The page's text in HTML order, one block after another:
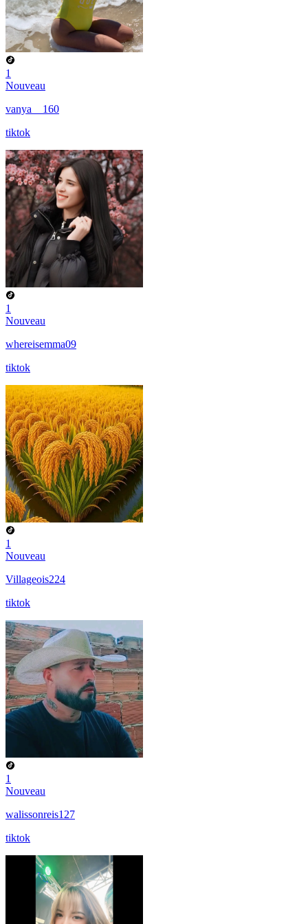
1
Nouveau
vanya__160
tiktok
1
Nouveau
whereisemma09
tiktok
1
Nouveau
Villageois224
tiktok
1
Nouveau
walissonreis127
tiktok